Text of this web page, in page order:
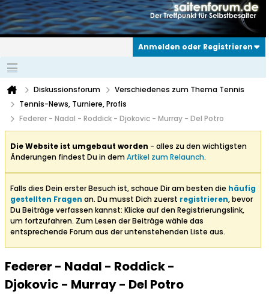
Anmelden oder Registrieren
Diskussionsforum
Verschiedenes zum Thema Tennis
Tennis-News, Turniere, Profis
Federer - Nadal - Roddick - Djokovic - Murray - Del Potro
Die Website ist umgebaut worden - alles zu den wichtigsten
Änderungen findest Du in demArtikel zum Relaunch.
Falls dies Dein erster Besuch ist, schaue Dir am besten die häufig
gestellten Fragen an. Du musst Dich zuerst registrieren, bevor
Du Beiträge verfassen kannst: Klicke auf den Registrierungslink,
um fortzufahren. Zum Lesen der Beiträge wähle das
entsprechende Forum aus der untenstehenden Liste aus.
Federer - Nadal - Roddick -
Djokovic - Murray - Del Potro